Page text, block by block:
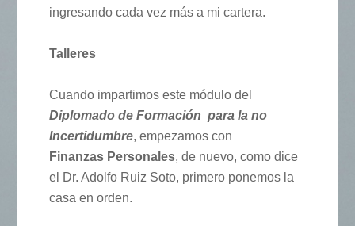
ingresando cada vez más a mi cartera.
Talleres
Cuando impartimos este módulo del
Diplomado de Formación para la no
Incertidumbre, empezamos con
Finanzas Personales, de nuevo, como dice
el Dr. Adolfo Ruiz Soto, primero ponemos la
casa en orden.